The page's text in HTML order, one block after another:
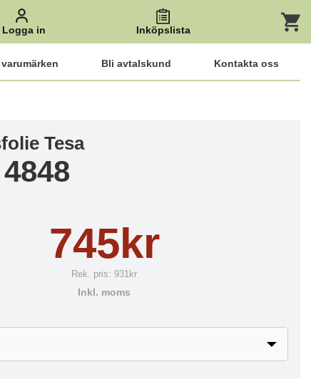
Logga in Inköpslista
varumärken Bli avtalskund Kontakta oss
Tesa
745kr
Rek. pris:931kr
Inkl. moms